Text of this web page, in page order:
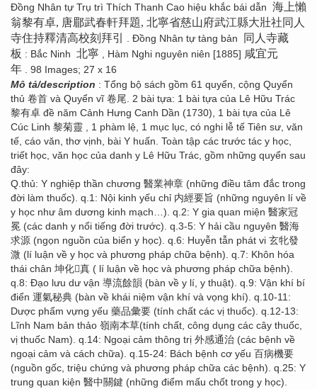
Đồng Nhân tự Trụ trì Thích Thanh Cao hiệu khắc bái dẫn 海上懶
翁黎有卓, 唐郿武春軒拜題, 北寧省慈山府武江縣大壯社同人
寺住持釋清高校刻拜引
. Đồng Nhân tự tàng bản
同人寺藏
板 : Bắc Ninh 北寧 , Hàm Nghi nguyên niên [1885] 咸宜元
年 . 98 Images; 27 x 16
Mô tả/description : Tổng bộ sách gồm 61 quyển, cộng Quyển
thủ 卷首 và Quyển vĩ 卷尾. 2 bài tựa: 1 bài tựa của Lê Hữu Trác
黎有卓 đề năm Cảnh Hưng Canh Dần (1730), 1 bài tựa của Lê
Cúc Linh 黎菊靈 , 1 phàm lệ, 1 mục lục, có nghi lễ tế Tiên sư, văn
tế, cáo văn, thơ vịnh, bài Y huấn. Toàn tập các trước tác y học,
triết học, văn học của danh y Lê Hữu Trác, gồm những quyển sau
đây:
Q.thủ: Y nghiệp thần chương 醫業神章 (những điều tâm đắc trong
đời làm thuốc). q.1: Nội kinh yếu chỉ 内經要旨 (những nguyên lí về
y học như âm dương kinh mạch…). q.2: Y gia quan miện 醫家冠
冕 (các danh y nổi tiếng đời trước). q.3-5: Y hải cầu nguyên 醫海
求源 (ngọn nguồn của biển y học). q.6: Huyễn tẫn phát vi 玄牝發
溦 (lí luận về y học và phương pháp chữa bệnh). q.7: Khôn hóa
thái chân 坤化񠈚真 ( lí luận về học và phương pháp chữa bệnh).
q.8: Đạo lưu dư vận 導流餘韻 (bàn về y lí, y thuật). q.9: Vận khí bí
điển 運氣秘典 (bàn về khái niệm vận khí và vọng khí). q.10-11:
Dược phẩm vựng yếu 藥品彙要 (tính chất các vị thuốc). q.12-13:
Lĩnh Nam bản thảo 嶺南本草(tính chất, công dụng các cây thuốc,
vị thuốc Nam). q.14: Ngoại cảm thông trị 外感通治 (các bệnh về
ngoại cảm và cách chữa). q.15-24: Bách bệnh cơ yếu 百病機要
(nguồn gốc, triệu chứng và phương pháp chữa các bệnh). q.25: Y
trung quan kiện 醫中關鍵 (những điểm mấu chốt trong y học).